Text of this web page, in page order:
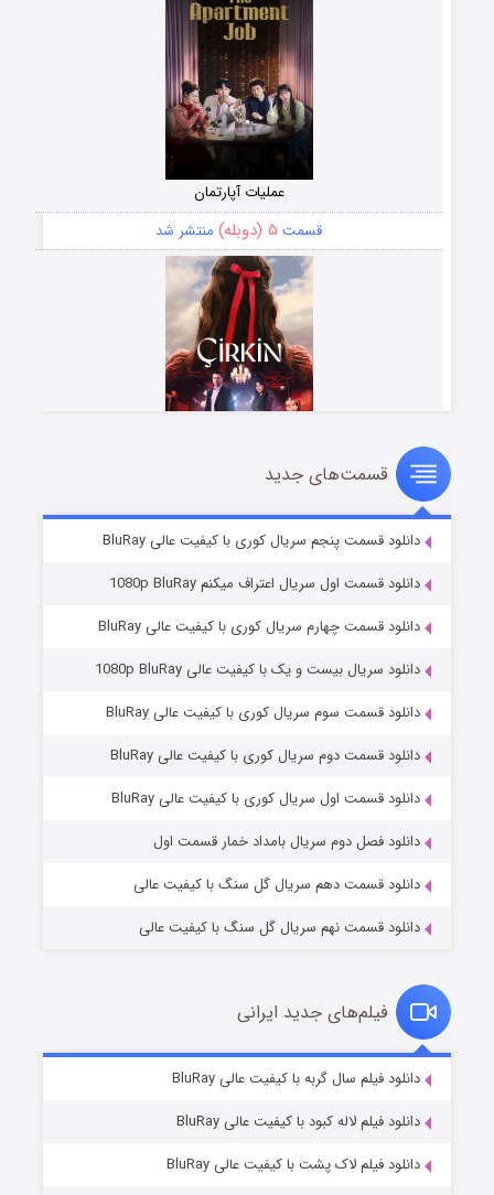
عملیات آپارتمان
قسمت ۵ (دوبله) منتشر شد
سریال زشت
قسمت۲ (زیرنویس) منتشر شد
مردگان متحرک: شهر مرده ۳
قسمت۲ (زیرنویس) منتشر شد
قسمت۷ (زیرنویس) منتشر شد
قسمت‌های جدید
دانلود قسمت پنجم سریال کوری با کیفیت عالی BluRay
دانلود قسمت اول سریال اعتراف میکنم 1080p BluRay
دانلود قسمت چهارم سریال کوری با کیفیت عالی BluRay
دانلود سریال بیست و یک با کیفیت عالی 1080p BluRay
دانلود قسمت سوم سریال کوری با کیفیت عالی BluRay
دانلود قسمت دوم سریال کوری با کیفیت عالی BluRay
دانلود قسمت اول سریال کوری با کیفیت عالی BluRay
دانلود فصل دوم سریال بامداد خمار قسمت اول
دانلود قسمت دهم سریال گل سنگ با کیفیت عالی
دانلود قسمت نهم سریال گل سنگ با کیفیت عالی
فیلم‌های جدید ایرانی
دانلود فیلم سال گربه با کیفیت عالی BluRay
دانلود فیلم لاله کبود با کیفیت عالی BluRay
دانلود فیلم لاک پشت با کیفیت عالی BluRay